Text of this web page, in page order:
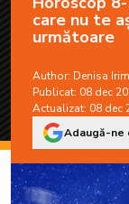
care nu te
următoare
Author: Denisa
Publicat: 08 dec
Actualizat: 08 dec
Adaugă-ne